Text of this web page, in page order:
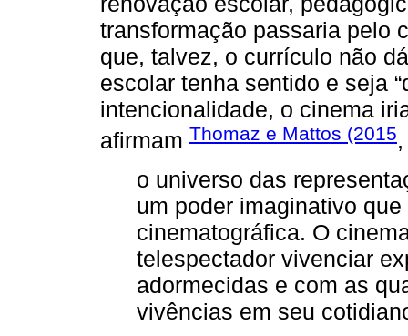
transformação passaria pelo
que, talvez, o currículo não
escolar tenha sentido e seja
intencionalidade, o cinema
afirmam Thomaz e Mattos (2015
o universo das
um poder imaginativo
cinematográfica. O
telespectador vivenciar
adormecidas e com as
vivências em seu